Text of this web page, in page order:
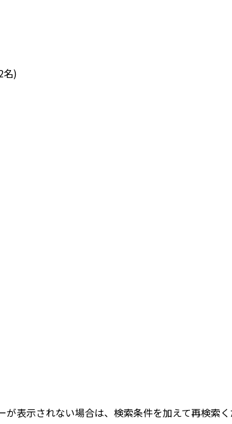
名)
表示されない場合は、検索条件を加えて再検索く